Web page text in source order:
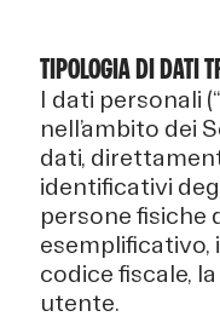
TIPOLOGIA DI DATI
I dati personali (“
nell’ambito dei
dati,
identificativi
persone fisiche
esemplificativo,
codice fiscale,
utente.